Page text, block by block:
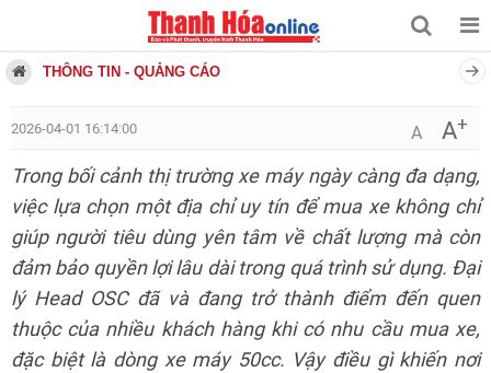
THÔNG TIN - QUẢNG CÁO
2026-04-01 16:14:00 A A+
Trong bối cảnh thị trường xe máy ngày càng đa dạng,
việc lựa chọn một địa chỉ uy tín để mua xe không chỉ
giúp người tiêu dùng yên tâm về chất lượng mà còn
đảm bảo quyền lợi lâu dài trong quá trình sử dụng. Đại
lý Head OSC đã và đang trở thành điểm đến quen
thuộc của nhiều khách hàng khi có nhu cầu mua xe,
đặc biệt là dòng xe máy 50cc. Vậy điều gì khiến nơi